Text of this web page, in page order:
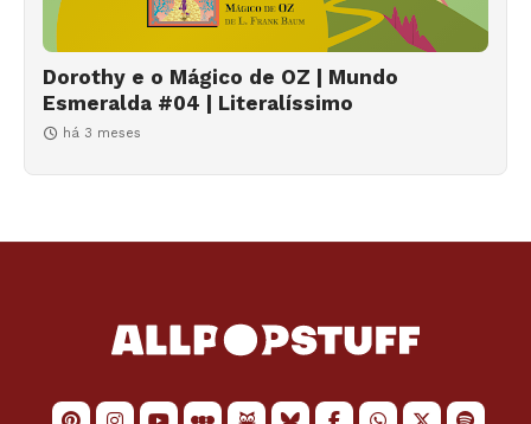
Dorothy e o Mágico de OZ | Mundo
Esmeralda #04 | Literalíssimo
há 3 meses